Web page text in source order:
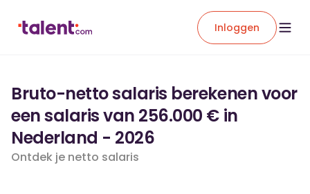
Inloggen
Bruto-netto salaris berekenen voor
een salaris van 256.000 € in
Nederland - 2026
Ontdek je netto salaris